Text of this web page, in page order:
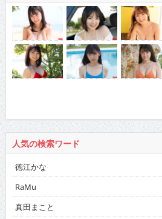
人気の検索ワード
徳江かな
RaMu
真田まこと